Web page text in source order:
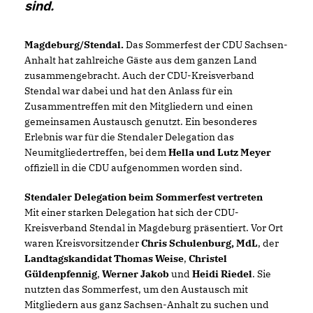
sind.
Magdeburg/Stendal. Das Sommerfest der CDU Sachsen-
Anhalt hat zahlreiche Gäste aus dem ganzen Land
zusammengebracht. Auch der CDU-Kreisverband
Stendal war dabei und hat den Anlass für ein
Zusammentreffen mit den Mitgliedern und einen
gemeinsamen Austausch genutzt. Ein besonderes
Erlebnis war für die Stendaler Delegation das
Neumitgliedertreffen, bei demHella und Lutz Meyer
offiziell in die CDU aufgenommen worden sind.
Stendaler Delegation beim Sommerfest vertreten
Mit einer starken Delegation hat sich der CDU-
Kreisverband Stendal in Magdeburg präsentiert. Vor Ort
waren KreisvorsitzenderChris Schulenburg, MdL, der
Landtagskandidat Thomas Weise, Christel
Güldenpfennig, Werner Jakobund Heidi Riedel. Sie
nutzten das Sommerfest, um den Austausch mit
Mitgliedern aus ganz Sachsen-Anhalt zu suchen und